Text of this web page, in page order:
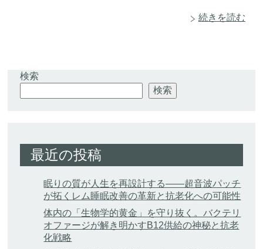
続きを読む
検索
検索
最近の投稿
眠りの質が人生を再設計する——超音波パッチ
が拓くレム睡眠改善の革新と抗老化への可能性
体内の「生物学的黄金」を守り抜く。バクテリ
オファージが解き明かすB12供給の神秘と抗老
化戦略